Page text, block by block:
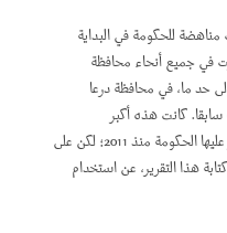
للحكومة في البداية
في جميع أنحاء محافظة
حد ما، في محافظة درعا
سابقا. كانت هذه أكبر
الاحتجاجات في مناطق سوريا التي تسيطر عليها الحكومة منذ 2011؛ لكن على
كتابة هذا التقرير، عن استخدام